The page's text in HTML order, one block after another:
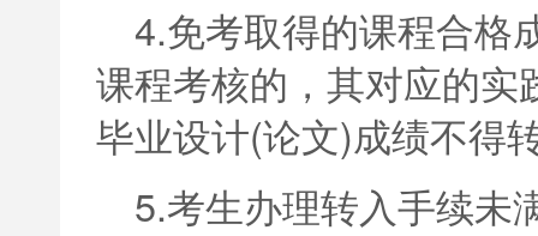
4.免考取得的课程合格
课程考核的，其对应的
毕业设计(论文)成绩不得
5.考生办理转入手续未